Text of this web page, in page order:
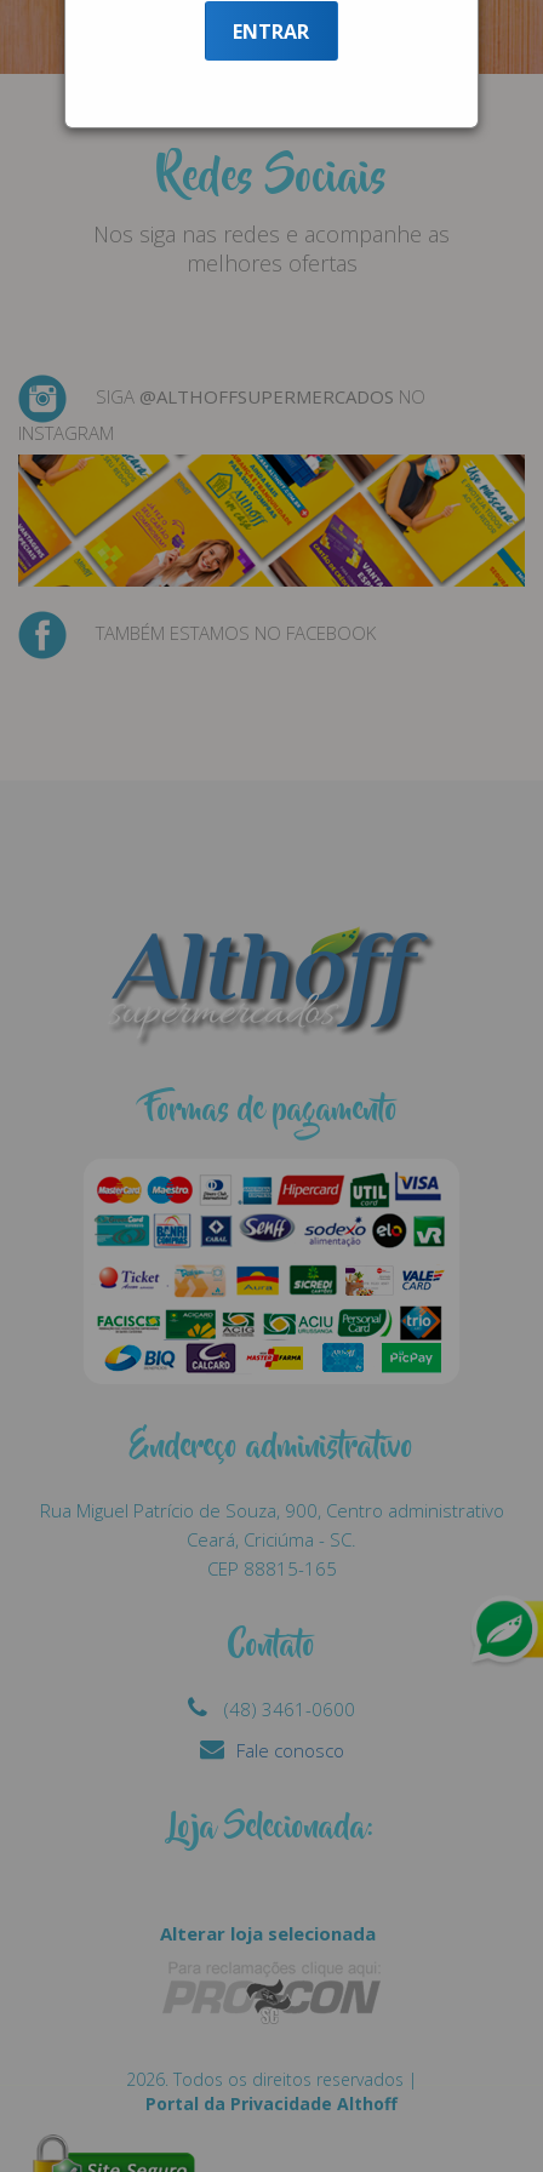
ENTRAR
Redes Sociais
Nos siga nas redes e acompanhe as
melhores ofertas
SIGA @ALTHOFFSUPERMERCADOS NO
INSTAGRAM
TAMBÉM ESTAMOS NO FACEBOOK
Formas de pagamento
Endereço administrativo
Rua Miguel Patrício de Souza, 900, Centro administrativo
Ceará, Criciúma - SC.
CEP 88815-165
Contato
(48) 3461-0600
Fale conosco
Loja Selecionada:
Alterar loja selecionada
2026. Todos os direitos reservados |
Portal da Privacidade Althoff